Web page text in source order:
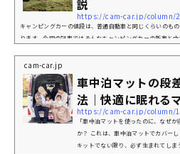
説
https://cam-car.jp/column/
キャンピングカーの値段は、普通自動車と同じくらいのも
ります。今回の記事ではそんなキャンピングカーの新車と
自分の理想に合う車種を見つけてみてください。【新車・
代表的な車種の新車と中古それぞれの値段相場は以下のと
代表車種軽キャンパー200〜400万円60〜260万円エ...
cam-car.jp
車中泊マットの段
法｜快適に眠れる
https://cam-car.jp/column/
「車中泊マットを使ったのに、なぜ
か？ これは、車中泊マットでカバー
キットでない限り、必ず生まれてし